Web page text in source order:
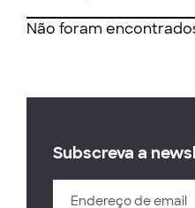
Não foram
Subscreva a